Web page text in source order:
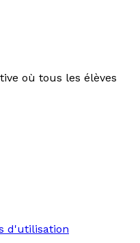
où tous les élèves
d'utilisation